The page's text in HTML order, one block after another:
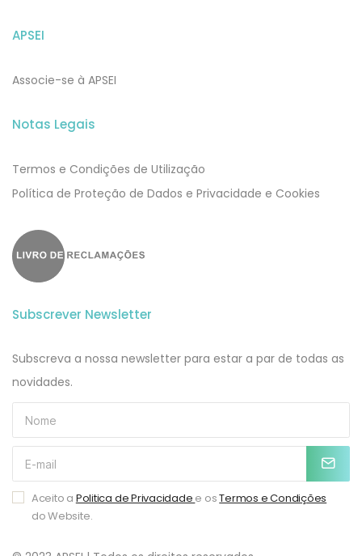
APSEI
Associe-se à APSEI
Notas Legais
Termos e Condições de Utilização
​​Política de Proteção de Dados e Privacidade e Cookies
Subscrever Newsletter
Subscreva a nossa newsletter para estar a par de todas as
novidades.
Aceito a Politica de Privacidade e osTermos e Condições
do Website.